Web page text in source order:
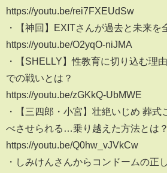
https://youtu.be/rei7FXEUdSw
・【神回】EXITさんが過去と未来を
https://youtu.be/O2yqO-niJMA
・【SHELLY】性教育に切り込む理
での戦いとは？
https://youtu.be/zGKkQ-UbMWE
・【三四郎・小宮】壮絶いじめ 葬式
べさせられる…乗り越えた方法とは？
https://youtu.be/Q0hw_vJVkCw
・しみけんさんからコンドームの正